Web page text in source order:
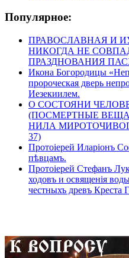
Популярное:
ПРАВОСЛАВНАЯ И
НИКОГДА НЕ
ПРАЗДНОВАНИЯ
Икона Богородицы
пророческая дверь
Иезекиилем.
О СОСТОЯНИ
(ПОСМЕРТНЫЕ
НИЛА
37)
Протоіерей Иларіонъ
пѣвцамъ.
Протоіерей Стефанъ
ходовъ и освященія
честныхъ древъ Креста